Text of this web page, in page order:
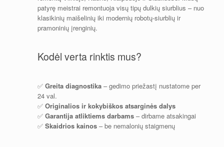
patyrę meistrai remontuoja visų tipų dulkių siurblius – nuo
klasikinių maišelinių iki modernių robotų-siurblių ir
pramoninių įrenginių.
Kodėl verta rinktis mus?
✅ Greita diagnostika– gedimo priežastį nustatome per
24 val.
✅ Originalios ir kokybiškos atsarginės dalys
✅ Garantija atliktiems darbams– dirbame atsakingai
✅ Skaidrios kainos– be nemalonių staigmenų